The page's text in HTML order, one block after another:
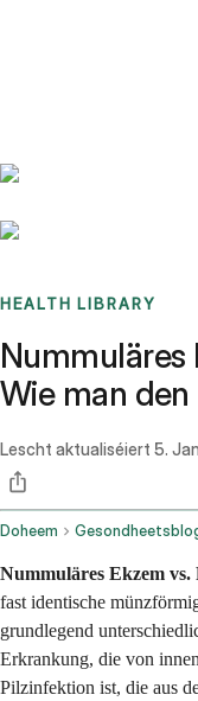
HEALTH LIBRARY
Nummuläres
Wie man
Lescht aktualiséiert 5.
Doheem
Nummuläres Ekzem
fast identische
grundlegend
Erkrankung, die von
Pilzinfektion ist, die aus